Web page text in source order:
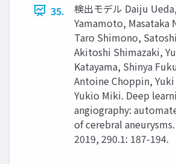
35.
検出モデル Daiju
Yamamoto, Masataka
Taro Shimono,
Akitoshi Shimazaki,
Katayama, Shinya
Antoine Choppin,
Yukio Miki. Deep
angiography:
of cerebral
2019, 290.1: 187-194.